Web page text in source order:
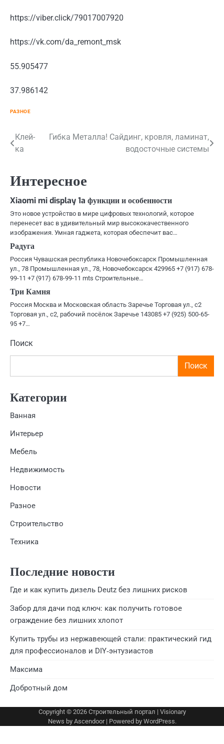
https://viber.click/79017007920
https://vk.com/da_remont_msk
55.905477
37.986142
РАЗНОЕ
Навигация
записям
Клей-
ка
Гибка Металла! Сайдинг, кровля, ламинат,
водосточные системы
Интересное
Xiaomi mi display 1a функции и особенности
Это новое устройство в мире цифровых технологий, которое
перенесет вас в удивительный мир высококачественного
изображения. Умная гаджета, которая обеспечит вас…
Радуга
Россия Чувашская республика Новочебоксарск Промышленная
ул., 78 Промышленная ул., 78, Новочебоксарск 429965 +7 (917) 678-
99-11 +7 (917) 678-99-11 mts Строительные…
Три Камня
Россия Москва и Московская область Заречье Торговая ул., с2
Торговая ул., с2, рабочий посёлок Заречье 143085 +7 (925) 500-65-
95 +7…
Поиск
Поиск
Категории
Ванная
Интерьер
Мебель
Недвижимость
Новости
Разное
Строительство
Техника
Последние новости
Где и как купить дизель Deutz без лишних рисков
Забор для дачи под ключ: как получить готовое
ограждение без лишних хлопот
Купить трубы из нержавеющей стали: практический гид
для профессионалов и DIY‑энтузиастов
Максима
Добротный дом
Copyright © 2026 Строительный портал | Visionary
News by Ascendoor| Powered by WordPress.